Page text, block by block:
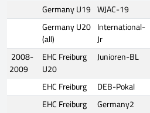
Germany U19 WJAC-19
Germany U20
(all)
International-
Jr
2008-
2009
EHC Freiburg
U20
Junioren-BL
EHC Freiburg
DEB-Pokal
EHC Freiburg
Germany2